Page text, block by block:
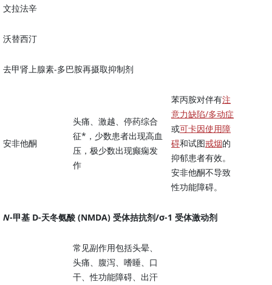
文拉法辛
沃替西汀
去甲肾上腺素-多巴胺再摄取抑制剂
安非他酮
头痛、激越、停药综合
征*，少数患者出现高血
压，极少数出现癫痫发
作
苯丙胺对伴有注
意力缺陷/多动症
或可卡因使用障
碍和试图戒烟的
抑郁患者有效。
安非他酮不导致
性功能障碍。
N-甲基 D-天冬氨酸 (NMDA) 受体拮抗剂/σ-1 受体激动剂
常见副作用包括头晕、
头痛、腹泻、嗜睡、口
干、性功能障碍、出汗